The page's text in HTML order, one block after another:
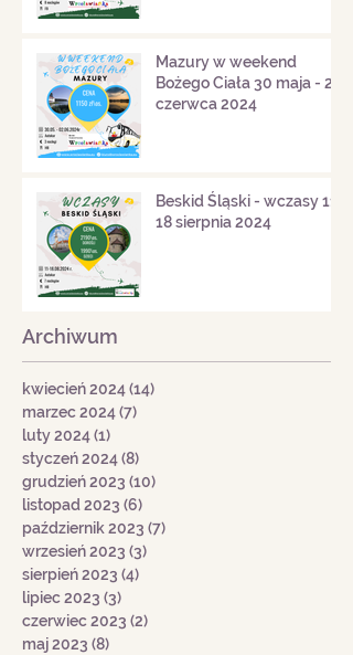
Mazury w weekend
Bożego Ciała 30 maja - 2
czerwca 2024
Beskid Śląski - wczasy 11-
18 sierpnia 2024
Archiwum
kwiecień 2024(14)
marzec 2024(7)
luty 2024(1)
styczeń 2024(8)
grudzień 2023 (10)
listopad 2023 (6)
październik 2023 (7)
wrzesień 2023 (3)
sierpień 2023 (4)
lipiec 2023 (3)
czerwiec 2023 (2)
maj 2023 (8)